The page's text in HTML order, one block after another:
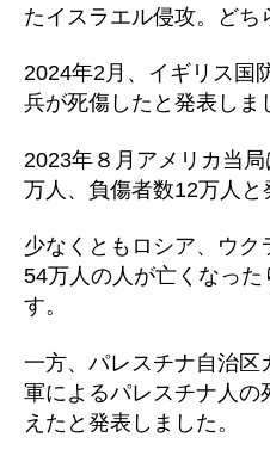
たイスラエル侵攻。どち
2024年2月、イギリス国
兵が死傷したと発表しま
2023年８月アメリカ当
万人、負傷者数12万人と
少なくともロシア、ウク
54万人の人が亡くなった
す。
一方、パレスチナ自治区
軍によるパレスチナ人の
えたと発表しました。